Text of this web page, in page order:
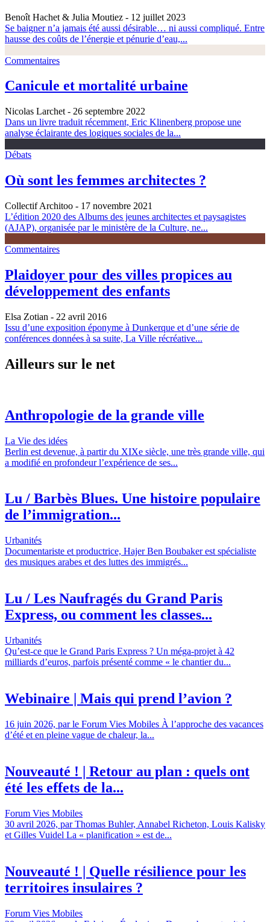
Benoît Hachet & Julia Moutiez - 12 juillet 2023
Se baigner n’a jamais été aussi désirable… ni aussi compliqué. Entre
hausse des coûts de l’énergie et pénurie d’eau,...
Commentaires
Canicule et mortalité urbaine
Nicolas Larchet - 26 septembre 2022
Dans un livre traduit récemment, Eric Klinenberg propose une
analyse éclairante des logiques sociales de la...
Débats
Où sont les femmes architectes ?
Collectif Architoo - 17 novembre 2021
L’édition 2020 des Albums des jeunes architectes et paysagistes
(AJAP), organisée par le ministère de la Culture, ne...
Commentaires
Plaidoyer pour des villes propices au
développement des enfants
Elsa Zotian - 22 avril 2016
Issu d’une exposition éponyme à Dunkerque et d’une série de
conférences données à sa suite, La Ville récréative...
Ailleurs sur le net
Anthropologie de la grande ville
La Vie des idées
Berlin est devenue, à partir du XIXe siècle, une très grande ville, qui
a modifié en profondeur l’expérience de ses...
Lu / Barbès Blues. Une histoire populaire
de l’immigration...
Urbanités
Documentariste et productrice, Hajer Ben Boubaker est spécialiste
des musiques arabes et des luttes des immigrés...
Lu / Les Naufragés du Grand Paris
Express, ou comment les classes...
Urbanités
Qu’est-ce que le Grand Paris Express ? Un méga-projet à 42
milliards d’euros, parfois présenté comme « le chantier du...
Webinaire | Mais qui prend l’avion ?
16 juin 2026, par le Forum Vies Mobiles À l’approche des vacances
d’été et en pleine vague de chaleur, la...
Nouveauté ! | Retour au plan : quels ont
été les effets de la...
Forum Vies Mobiles
30 avril 2026, par Thomas Buhler, Annabel Richeton, Louis Kalisky
et Gilles Vuidel La « planification » est de...
Nouveauté ! | Quelle résilience pour les
territoires insulaires ?
Forum Vies Mobiles